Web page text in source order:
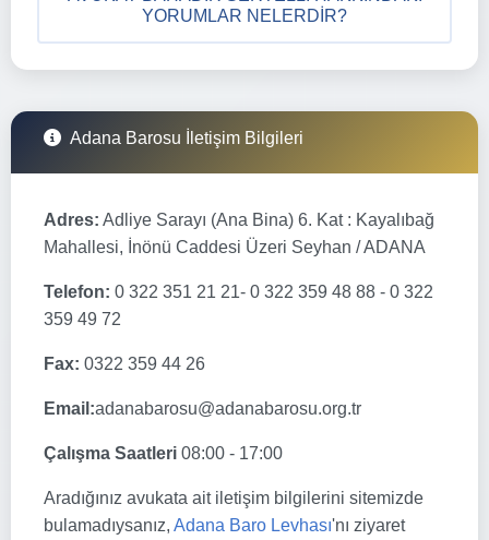
YORUMLAR NELERDIR?
Adana Barosu İletişim Bilgileri
Adres: Adliye Sarayı (Ana Bina) 6. Kat : Kayalıbağ
Mahallesi, İnönü Caddesi Üzeri Seyhan / ADANA
Telefon: 0 322 351 21 21- 0 322 359 48 88 - 0 322
359 49 72
Fax: 0322 359 44 26
Email:adanabarosu@adanabarosu.org.tr
Çalışma Saatleri 08:00 - 17:00
Aradığınız avukata ait iletişim bilgilerini sitemizde
bulamadıysanız, Adana Baro Levhası'nı ziyaret